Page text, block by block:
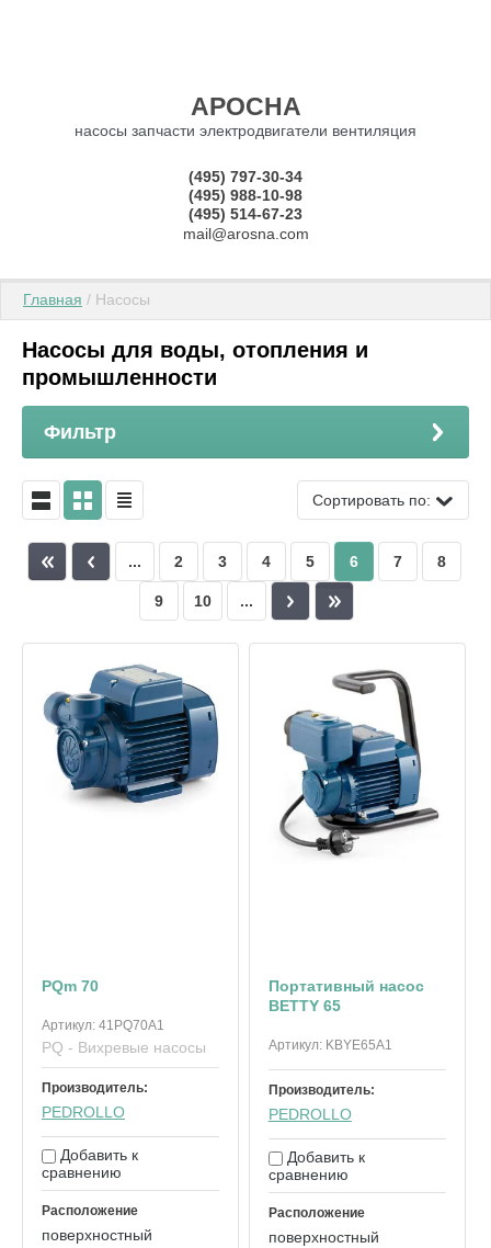
АРОСНА
насосы запчасти электродвигатели вентиляция
(495) 797-30-34
(495) 988-10-98
(495) 514-67-23
mail@arosna.com
Главная / Насосы
Насосы для воды, отопления и
промышленности
Фильтр
Сортировать по:
... 2 3 4 5 6 7 8
9 10 ...
PQm 70
Артикул: 41PQ70A1
PQ - Вихревые насосы
Производитель:
PEDROLLO
Добавить к
сравнению
Расположение
поверхностный
Портативный насос
BETTY 65
Артикул:KBYE65A1
Производитель:
PEDROLLO
Добавить к
сравнению
Расположение
поверхностный